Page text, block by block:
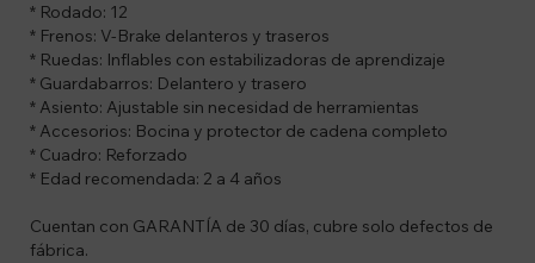
* Rodado: 12
* Frenos: V-Brake delanteros y traseros
* Ruedas: Inflables con estabilizadoras de aprendizaje
* Guardabarros: Delantero y trasero
* Asiento: Ajustable sin necesidad de herramientas
* Accesorios: Bocina y protector de cadena completo
* Cuadro: Reforzado
* Edad recomendada: 2 a 4 años
Cuentan con GARANTÍA de 30 días, cubre solo defectos de
fábrica.